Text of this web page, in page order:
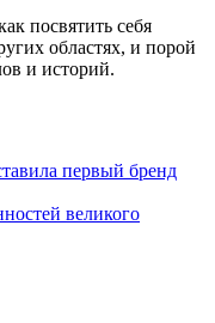
посвятить себя
областях, и порой
и историй.
первый бренд
великого